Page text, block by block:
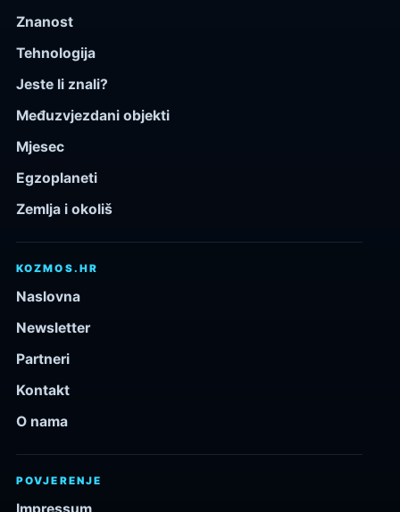
Znanost
Tehnologija
Jeste li znali?
Međuzvjezdani objekti
Mjesec
Egzoplaneti
Zemlja i okoliš
KOZMOS.HR
Naslovna
Newsletter
Partneri
Kontakt
O nama
POVJERENJE